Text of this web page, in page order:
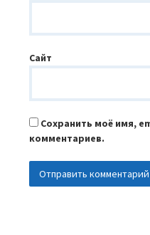
Сайт
Сохранить моё имя,
комментариев.